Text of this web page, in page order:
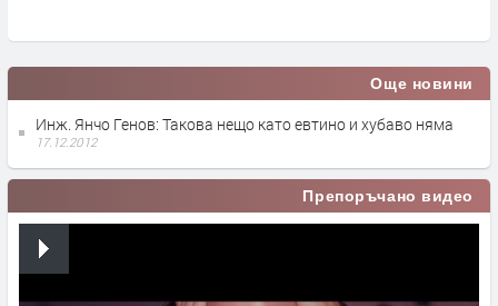
Още новини
Инж. Янчо Генов: Такова нещо като евтино и хубаво няма
17.12.2012
Препоръчано видео